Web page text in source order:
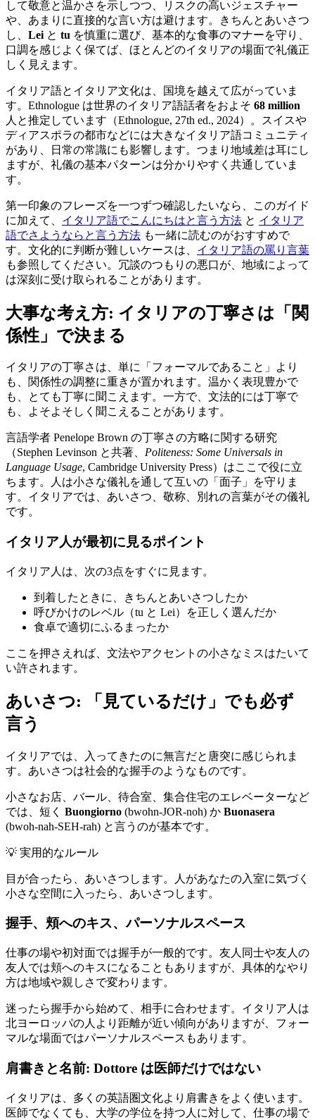
して敬意と温かさを示しつつ、リスクの高いジェスチャー
や、あまりに直接的な言い方は避けます。きちんとあいさつ
し、 Lei と tu を慎重に選び、基本的な食事のマナーを守り、
口調を感じよく保てば、ほとんどのイタリアの場面で礼儀正
しく見えます。
イタリア語とイタリア文化は、国境を越えて広がっていま
す。Ethnologue は世界のイタリア語話者をおよそ 68 million
人と推定しています（Ethnologue, 27th ed., 2024）。スイスや
ディアスポラの都市などには大きなイタリア語コミュニティ
があり、日常の常識にも影響します。つまり地域差は耳にし
ますが、礼儀の基本パターンは分かりやすく共通していま
す。
第一印象のフレーズを一つずつ確認したいなら、このガイド
に加えて、 イタリア語でこんにちはと言う方法 と イタリア
語でさようならと言う方法 も一緒に読むのがおすすめで
す。文化的に判断が難しいケースは、 イタリア語の罵り言葉
も参照してください。冗談のつもりの悪口が、地域によって
は深刻に受け取られることがあります。
大事な考え方: イタリアの丁寧さは「関
係性」で決まる
イタリアの丁寧さは、単に「フォーマルであること」より
も、関係性の調整に重きが置かれます。温かく表現豊かで
も、とても丁寧に聞こえます。一方で、文法的には丁寧で
も、よそよそしく聞こえることがあります。
言語学者 Penelope Brown の丁寧さの方略に関する研究
（Stephen Levinson と共著、 Politeness: Some Universals in
Language Usage, Cambridge University Press）はここで役に立
ちます。人は小さな儀礼を通して互いの「面子」を守りま
す。イタリアでは、あいさつ、敬称、別れの言葉がその儀礼
です。
イタリア人が最初に見るポイント
イタリア人は、次の3点をすぐに見ます。
到着したときに、きちんとあいさつしたか
呼びかけのレベル（tu と Lei）を正しく選んだか
食卓で適切にふるまったか
ここを押さえれば、文法やアクセントの小さなミスはたいて
い許されます。
あいさつ: 「見ているだけ」でも必ず
言う
イタリアでは、入ってきたのに無言だと唐突に感じられま
す。あいさつは社会的な握手のようなものです。
小さなお店、バール、待合室、集合住宅のエレベーターなど
では、短く Buongiorno (bwohn-JOR-noh) か Buonasera
(bwoh-nah-SEH-rah) と言うのが基本です。
💡 実用的なルール
目が合ったら、あいさつします。人があなたの入室に気づく
小さな空間に入ったら、あいさつします。
握手、頬へのキス、パーソナルスペース
仕事の場や初対面では握手が一般的です。友人同士や友人の
友人では頬へのキスになることもありますが、具体的なやり
方は地域や親しさで変わります。
迷ったら握手から始めて、相手に合わせます。イタリア人は
北ヨーロッパの人より距離が近い傾向がありますが、フォー
マルな場面ではパーソナルスペースもあります。
肩書きと名前: Dottore は医師だけではない
イタリアは、多くの英語圏文化より肩書きをよく使います。
医師でなくても、大学の学位を持つ人に対して、仕事の場で